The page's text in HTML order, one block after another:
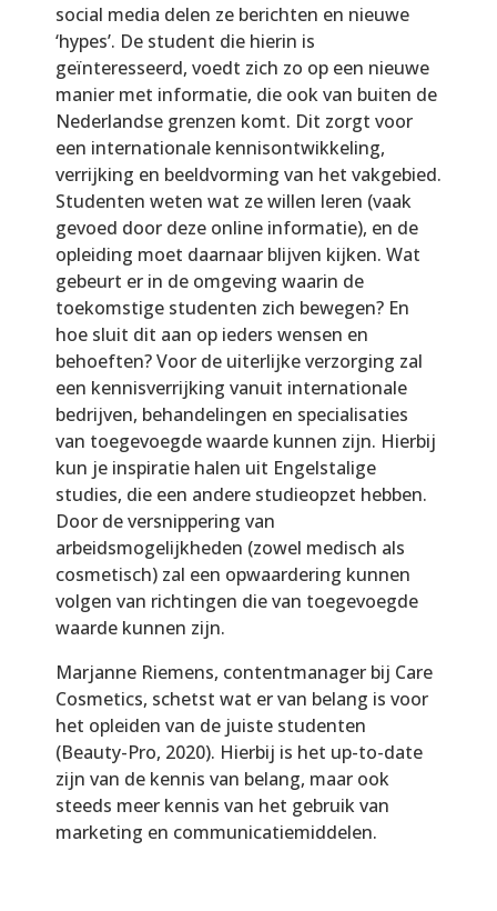
social media delen ze berichten en nieuwe
‘hypes’. De student die hierin is
geïnteresseerd, voedt zich zo op een nieuwe
manier met informatie, die ook van buiten de
Nederlandse grenzen komt. Dit zorgt voor
een internationale kennisontwikkeling,
verrijking en beeldvorming van het vakgebied.
Studenten weten wat ze willen leren (vaak
gevoed door deze online informatie), en de
opleiding moet daarnaar blijven kijken. Wat
gebeurt er in de omgeving waarin de
toekomstige studenten zich bewegen? En
hoe sluit dit aan op ieders wensen en
behoeften? Voor de uiterlijke verzorging zal
een kennisverrijking vanuit internationale
bedrijven, behandelingen en specialisaties
van toegevoegde waarde kunnen zijn. Hierbij
kun je inspiratie halen uit Engelstalige
studies, die een andere studieopzet hebben.
Door de versnippering van
arbeidsmogelijkheden (zowel medisch als
cosmetisch) zal een opwaardering kunnen
volgen van richtingen die van toegevoegde
waarde kunnen zijn.
Marjanne Riemens, contentmanager bij Care
Cosmetics, schetst wat er van belang is voor
het opleiden van de juiste studenten
(Beauty-Pro, 2020). Hierbij is het up-to-date
zijn van de kennis van belang, maar ook
steeds meer kennis van het gebruik van
marketing en communicatiemiddelen.